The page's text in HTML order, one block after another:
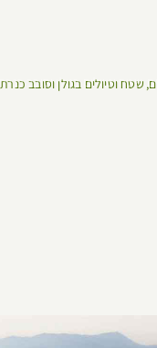
שטח וטיולים בגולן וסובב כנרת